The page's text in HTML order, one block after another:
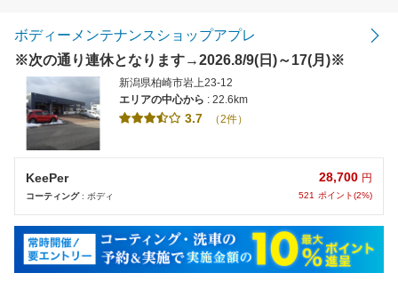
ボディーメンテナンスショップアプレ
※次の通り連休となります→2026.8/9(日)～17(月)※
新潟県柏崎市岩上23-12
エリアの中心から : 22.6km
3.7 （2件）
KeePer
コーティング: ボディ
28,700 円
521 ポイント(2%)